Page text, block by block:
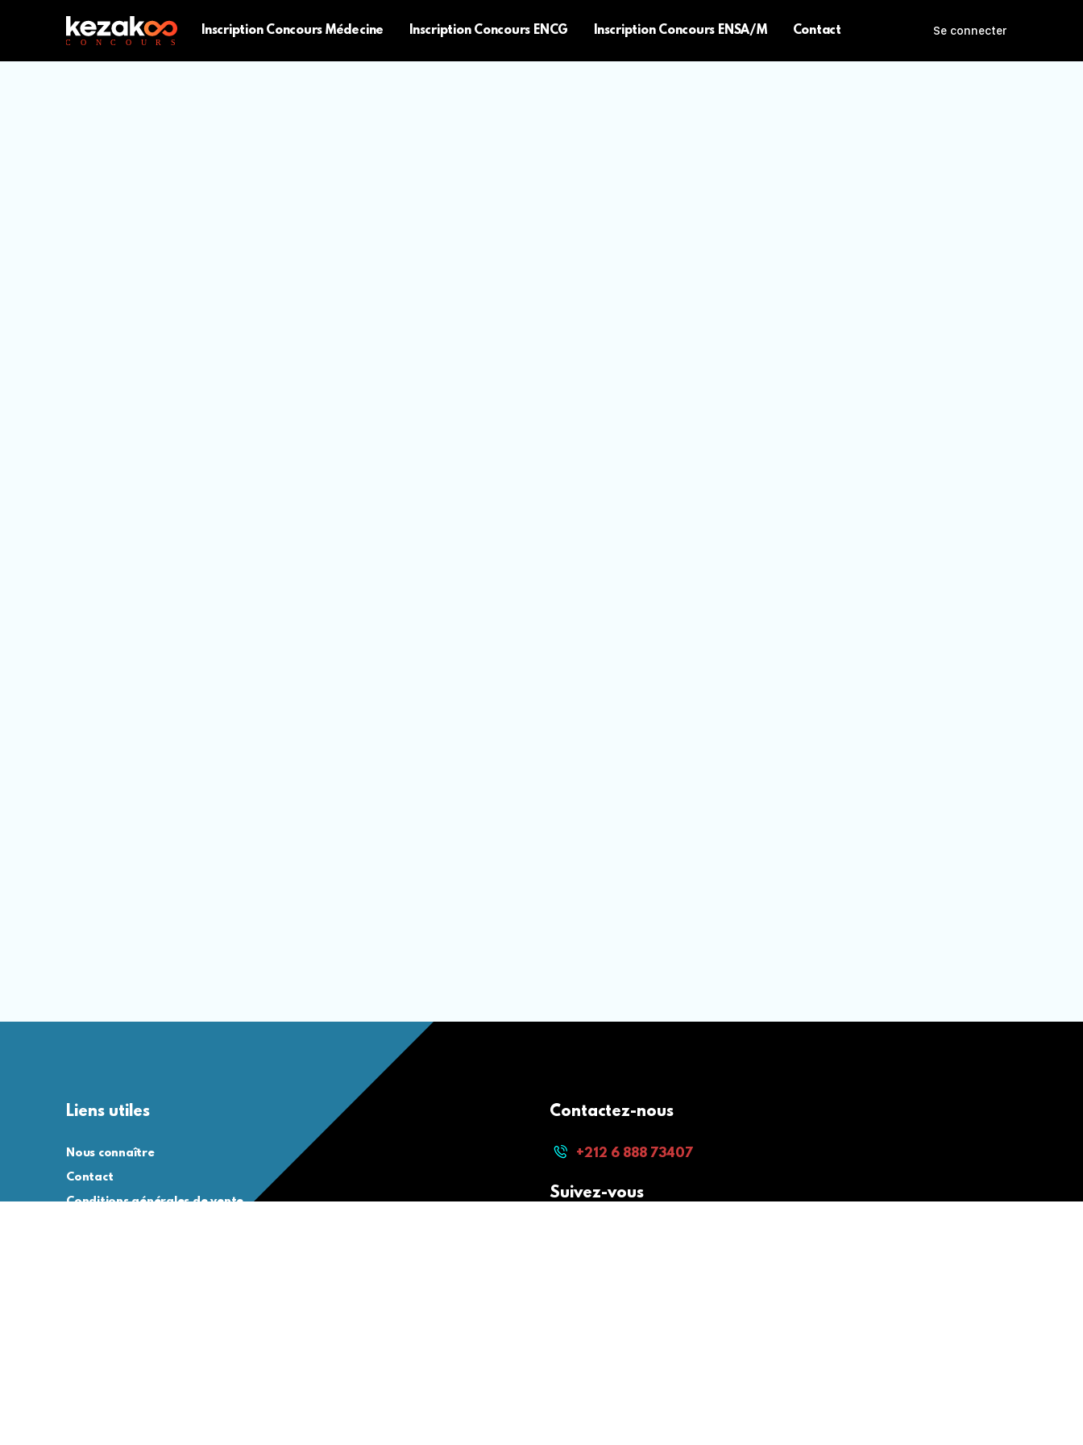
Inscription Concours Médecine Inscription Concours ENCG Inscription Concours ENSA/M Contact Se connecter
Liens utiles
Nous connaître
Contact
Conditions générales de vente
Contactez-nous
+212 6 888 73407
Suivez-vous